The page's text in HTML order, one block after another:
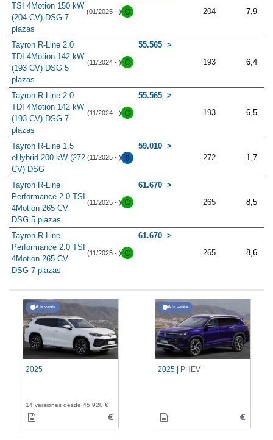
TSI 4Motion 150 kW
(204 CV) DSG 7
plazas
(01/2025 - )
204
7,9
Tayron R-Line 2.0
TDI 4Motion 142 kW
(193 CV) DSG 5
plazas
(11/2024 - )
55.565
193
6,4
Tayron R-Line 2.0
TDI 4Motion 142 kW
(193 CV) DSG 7
plazas
(11/2024 - )
55.565
193
6,5
Tayron R-Line 1.5
eHybrid 200 kW (272
CV) DSG
(11/2025 - )
59.010
272
1,7
Tayron R-Line
Performance 2.0 TSI
4Motion 265 CV
DSG 5 plazas
(11/2025 - )
61.670
265
8,5
Tayron R-Line
Performance 2.0 TSI
4Motion 265 CV
DSG 7 plazas
(11/2025 - )
61.670
265
8,6
A la venta
2025
14 versiones desde 45.920 €
A la venta
2025 | PHEV